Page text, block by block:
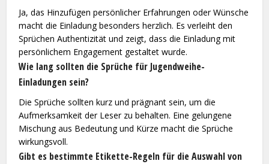
Ja, das Hinzufügen persönlicher Erfahrungen oder Wünsche
macht die Einladung besonders herzlich. Es verleiht den
Sprüchen Authentizität und zeigt, dass die Einladung mit
persönlichem Engagement gestaltet wurde.
Wie lang sollten die Sprüche für Jugendweihe-
Einladungen sein?
Die Sprüche sollten kurz und prägnant sein, um die
Aufmerksamkeit der Leser zu behalten. Eine gelungene
Mischung aus Bedeutung und Kürze macht die Sprüche
wirkungsvoll.
Gibt es bestimmte Etikette-Regeln für die Auswahl von